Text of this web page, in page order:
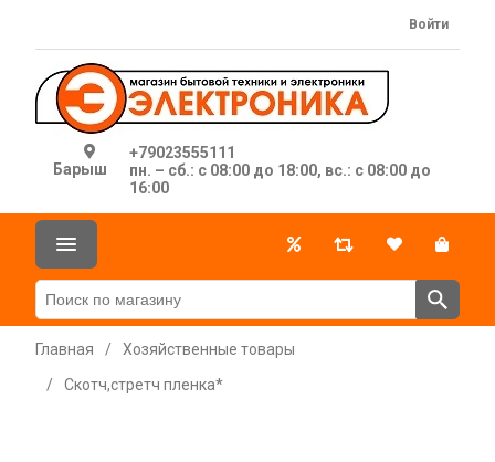
Барыш
+79023555111
пн. – сб.: с 08:00 до 18:00, вс.: с 08:00 до
16:00
Войти
Главная /
Хозяйственные товары
/
Скотч,стретч пленка*